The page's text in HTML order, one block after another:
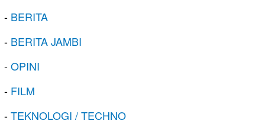
- BERITA
- BERITA JAMBI
-OPINI
- FILM
-TEKNOLOGI / TECHNO